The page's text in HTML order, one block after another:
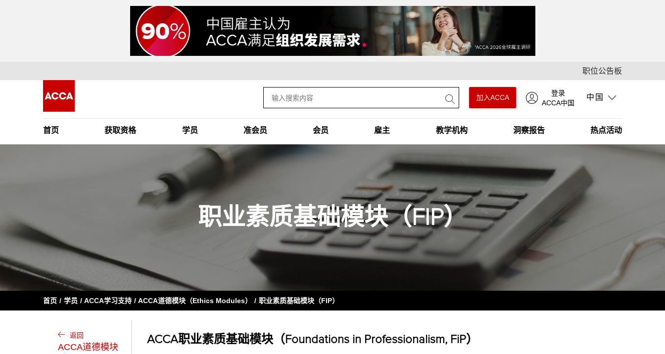
职位公告板
中国
登录
ACCA中国
加入ACCA
首页 获取资格 学员 准会员 会员 雇主 教学机构 洞察报告 热点活动
职业素质基础模块（FIP）
首页 学员 ACCA学习支持 ACCA道德模块（Ethics Modules） 职业素质基础模块（FIP）
返回
ACCA道德模块
ACCA职业素质基础模块（Foundations in Professionalism, FiP）